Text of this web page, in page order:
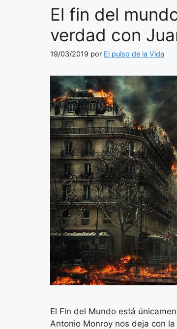
El fin del
verdad con
19/03/2019 por El pulso de la Vida
El Fin del Mundo está
Antonio Monroy nos deja con